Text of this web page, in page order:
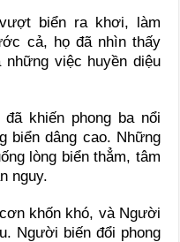
biển ra khơi, làm
cả, họ đã nhìn thấy
việc huyền diệu
khiến phong ba nổi
biển dâng cao. Những
lòng biển thẳm, tâm
nguy.
khốn khó, và Người
Người biến đổi phong